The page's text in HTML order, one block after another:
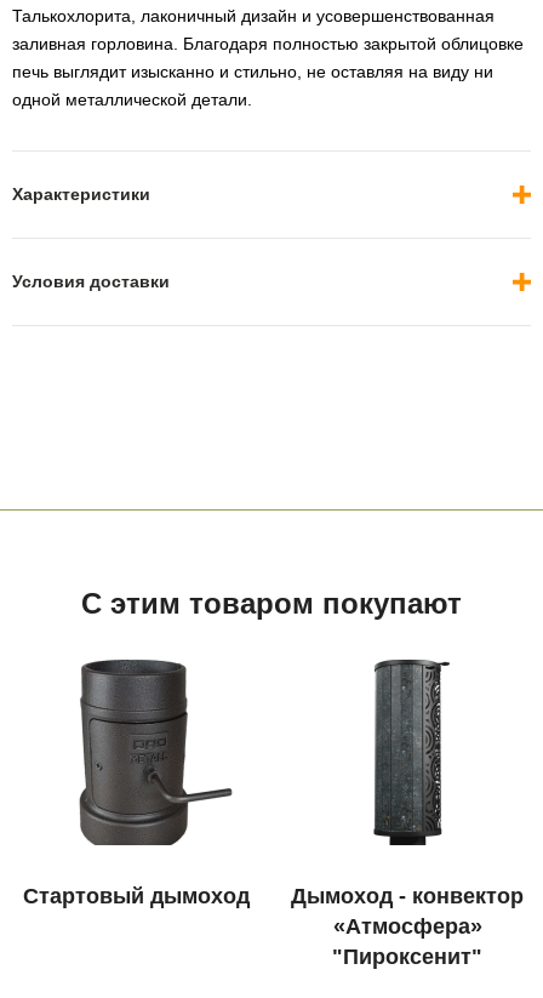
Талькохлорита, лаконичный дизайн и усовершенствованная
заливная горловина. Благодаря полностью закрытой облицовке
печь выглядит изысканно и стильно, не оставляя на виду ни
одной металлической детали.
Характеристики
Условия доставки
С этим товаром покупают
Стартовый дымоход
Дымоход - конвектор
«Атмосфера»
"Пироксенит"